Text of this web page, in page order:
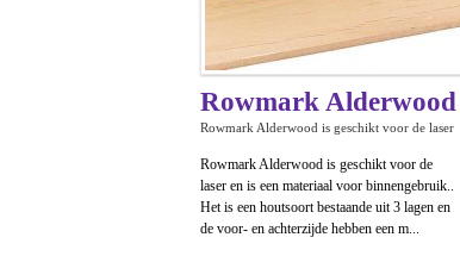
Rowmark Alderwood
Rowmark Alderwood is geschikt voor de laser
Rowmark Alderwood is geschikt voor de
laser en is een materiaal voor binnengebruik..
Het is een houtsoort bestaande uit 3 lagen en
de voor- en achterzijde hebben een m...